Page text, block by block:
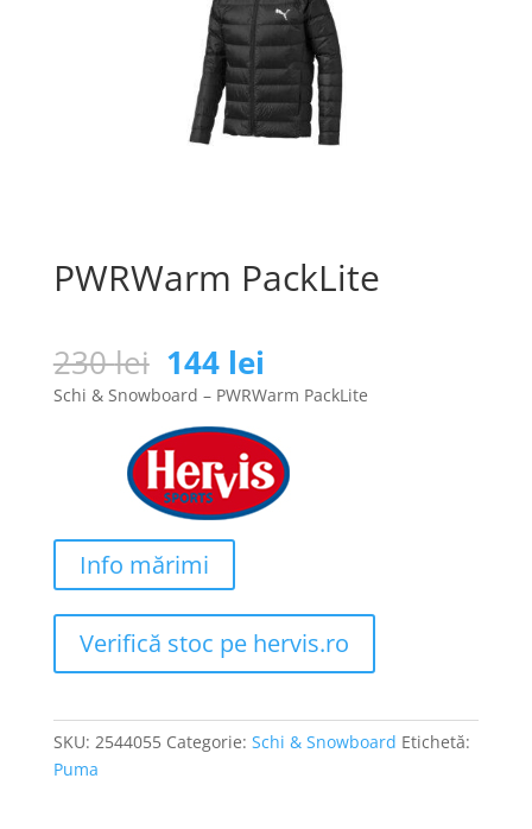
PWRWarm PackLite
230lei Prețul
inițial
a
fost:
230 lei.
144 lei
curent
este:
144 lei.
Schi & Snowboard – PWRWarm PackLite
Info mărimi
Verifică stoc pe hervis.ro
SKU: 2544055 Categorie: Schi & Snowboard Etichetă:
Puma